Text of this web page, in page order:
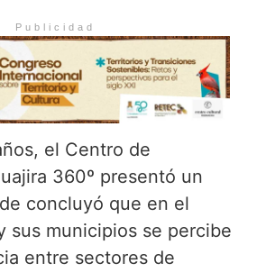
Publicidad
el Centro de
360º presentó un
concluyó que en el
sus municipios se percibe
entre sectores de